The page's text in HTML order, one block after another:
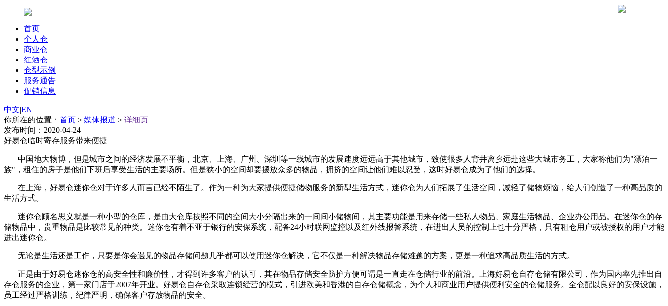
首页
个人仓
商业仓
红酒仓
仓型示例
服务通告
促销信息
中文|EN
你所在的位置： 首页 > 媒体报道 > 详细页
发布时间：2020-04-24
好易仓临时寄存服务带来便捷
中国地大物博，但是城市之间的经济发展不平衡，北京、上海、广州、深圳等一线城市的发展速度远远高于其他城市，致使很多人背井离乡远赴这些大城市务工，大家称他们为"漂泊一
族"，租住的房子是他们下班后享受生活的主要场所。但是狭小的空间却要摆放众多的物品，拥挤的空间让他们难以忍受，这时好易仓成为了他们的选择。
在上海，好易仓迷你仓对于许多人而言已经不陌生了。作为一种为大家提供便捷储物服务的新型生活方式，迷你仓为人们拓展了生活空间，减轻了储物烦恼，给人们创造了一种高品质的
生活方式。
迷你仓顾名思义就是一种小型的仓库，是由大仓库按照不同的空间大小分隔出来的一间间小储物间，其主要功能是用来存储一些私人物品、家庭生活物品、企业办公用品。在迷你仓的存
储物品中，贵重物品是比较常见的种类。迷你仓有着不亚于银行的安保系统，配备24小时联网监控以及红外线报警系统，在进出人员的控制上也十分严格，只有租仓用户或被授权的用户才能
进出迷你仓。
无论是生活还是工作，只要是你会遇见的物品存储问题几乎都可以使用迷你仓解决，它不仅是一种解决物品存储难题的方案，更是一种追求高品质生活的方式。
正是由于好易仓迷你仓的高安全性和廉价性，才得到许多客户的认可，其在物品存储安全防护方便可谓是一直走在仓储行业的前沿。上海好易仓自存仓储有限公司，作为国内率先推出自
存仓服务的企业，第一家门店于2007年开业。好易仓自存仓采取连锁经营的模式，引进欧美和香港的自存仓储概念，为个人和商业用户提供便利安全的仓储服务。全仓配以良好的安保设施，
员工经过严格训练，纪律严明，确保客户存放物品的安全。